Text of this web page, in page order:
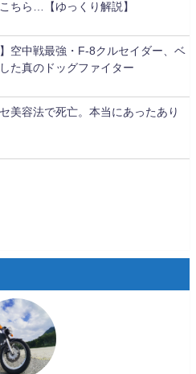
ちら…【ゆっくり解説】
空中戦最強・F-8クルセイダー、ベ
た真のドッグファイター
美容法で死亡。本当にあったあり